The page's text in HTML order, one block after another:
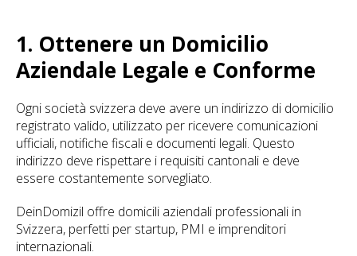
1. Ottenere un Domicilio
Aziendale Legale e Conforme
Ogni società svizzera deve avere un indirizzo di domicilio
registrato valido, utilizzato per ricevere comunicazioni
ufficiali, notifiche fiscali e documenti legali. Questo
indirizzo deve rispettare i requisiti cantonali e deve
essere costantemente sorvegliato.
DeinDomizil offre domicili aziendali professionali in
Svizzera, perfetti per startup, PMI e imprenditori
internazionali.